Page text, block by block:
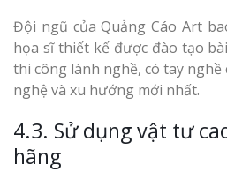
Đội ngũ của Quảng Cáo Art
họa sĩ thiết kế được đào tạo
thi công lành nghề, có tay
nghệ và xu hướng mới nhất.
4.3. Sử dụng vật tư
hãng